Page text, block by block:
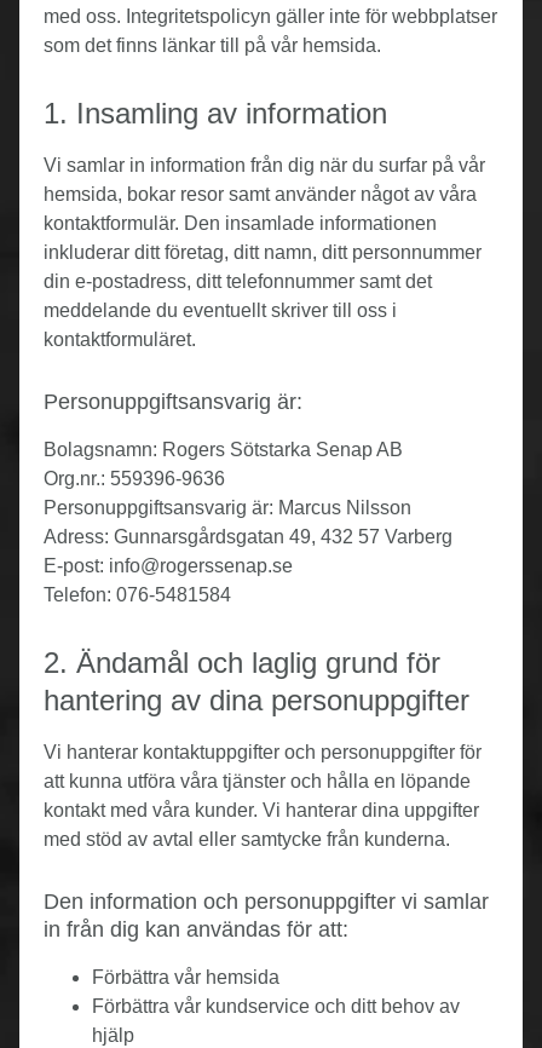
med oss. Integritetspolicyn gäller inte för webbplatser
som det finns länkar till på vår hemsida.
1. Insamling av information
Vi samlar in information från dig när du surfar på vår
hemsida, bokar resor samt använder något av våra
kontaktformulär. Den insamlade informationen
inkluderar ditt företag, ditt namn, ditt personnummer
din e-postadress, ditt telefonnummer samt det
meddelande du eventuellt skriver till oss i
kontaktformuläret.
Personuppgiftsansvarig är:
Bolagsnamn: Rogers Sötstarka Senap AB
Org.nr.: 559396-9636
Personuppgiftsansvarig är: Marcus Nilsson
Adress: Gunnarsgårdsgatan 49, 432 57 Varberg
E-post: info@rogerssenap.se
Telefon: 076-5481584
2. Ändamål och laglig grund för
hantering av dina personuppgifter
Vi hanterar kontaktuppgifter och personuppgifter för
att kunna utföra våra tjänster och hålla en löpande
kontakt med våra kunder. Vi hanterar dina uppgifter
med stöd av avtal eller samtycke från kunderna.
Den information och personuppgifter vi samlar
in från dig kan användas för att:
Förbättra vår hemsida
Förbättra vår kundservice och ditt behov av
hjälp